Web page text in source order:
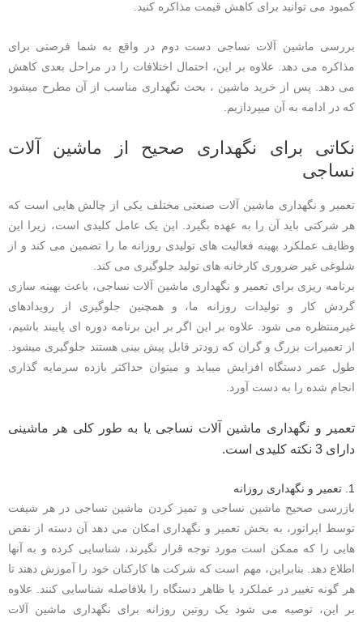
کمبود می توانید برای کاهش قیمت مذاکره کنید.
بررسی ماشین آلات نساجی دست دوم در واقع به شما فرصتی برای
مذاکره می دهد. علاوه بر این، احتمال اختلافات را در مراحل بعدی کاهش
می دهد. پس از خرید ماشین ، بحث نگهداری مناسب از آن مطرح میشود
که در ادامه به آن میپردازیم.
نکاتی برای نگهداری صحیح از ماشین آلات
نساجی
تعمیر و نگهداری ماشین آلات صنعتی مختلف یکی از چالش هایی است که
هر شرکتی باید آن را به عهده بگیرد. این یک عامل کلیدی است، زیرا این
وظایف عملکرد بهینه فعالیت های تولیدی روزانه ما را تضمین می کند و از
شلوغی غیر ضروری کارخانه های تولید جلوگیری می کند.
برنامه ریزی برای تعمیر و نگهداری ماشین آلات نساجی، باعث بهینه سازی
گردش کار و تولیدات روزانه ما، و همچنین جلوگیری از رویدادهای
غیرمنتظره می شود. علاوه بر این اگر بر این برنامه دوره ای پایبند باشیم،
از تعمیرات بزرگ و گران که زودتر قابل پیش بینی هستند جلوگیری میشود.
طول عمر دستگاه افزایش میباید و میتوان حداکثر بازده سرمایه گذاری
انجام شده را به دست آورد.
تعمیر و نگهداری ماشین آلات نساجی یا به طور کلی هر ماشینی
دارای 3 نکته کلیدی است.
1. تعمیر و نگهداری روزانه
بازرسی صحیح ماشین نساجی و تمیز کردن ماشین نساجی در هر شیفت
توسط اپراتور، به بخش تعمیر و نگهداری امکان می دهد آن دسته از نقص
هایی را که ممکن است مورد توجه قرار نگیرند، شناسایی کرده و به آنها
اطلاع دهد. بنابراین، مهم است که شرکت ها کارکنان خود را آموزش دهند تا
هر گونه تغییر در عملکرد یا ظاهر دستگاه را بلافاصله شناسایی کنند. علاوه
بر این، توصیه می شود یک روتین روزانه برای نگهداری ماشین آلات